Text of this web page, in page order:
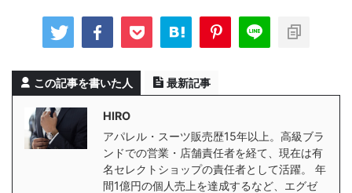
この記事を書いた人 最新記事
HIRO
アパレル・スーツ販売歴15年以上。高級ブラ
ンドでの営業・店舗責任者を経て、現在は有
名セレクトショップの責任者として活躍。 年
間1億円の個人売上を達成するなど、エグゼ